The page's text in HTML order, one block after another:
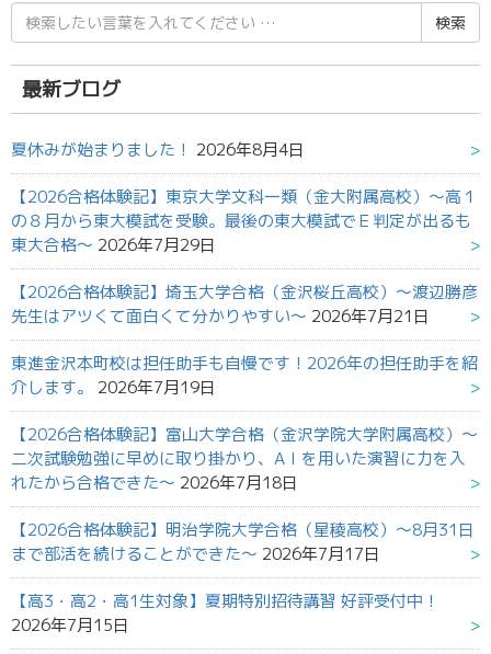
検
索
結
果:
最新ブログ
夏休みが始まりました！ 2026年8月4日
【2026合格体験記】東京大学文科一類（金大附属高校）～高１
の８月から東大模試を受験。最後の東大模試でＥ判定が出るも
東大合格～ 2026年7月29日
【2026合格体験記】埼玉大学合格（金沢桜丘高校）～渡辺勝彦
先生はアツくて面白くて分かりやすい～ 2026年7月21日
東進金沢本町校は担任助手も自慢です！2026年の担任助手を紹
介します。
2026年7月19日
【2026合格体験記】富山大学合格（金沢学院大学附属高校）～
二次試験勉強に早めに取り掛かり、AＩを用いた演習に力を入
れたから合格できた～ 2026年7月18日
【2026合格体験記】明治学院大学合格（星稜高校）～8月31日
まで部活を続けることができた～ 2026年7月17日
【高3・高2・高1生対象】夏期特別招待講習 好評受付中！
2026年7月15日